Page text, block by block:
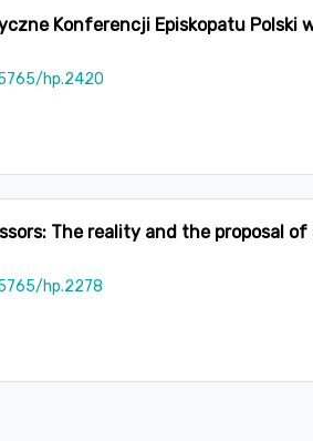
Konferencji Episkopatu Polski
hp.2420
The reality and the proposal
hp.2278